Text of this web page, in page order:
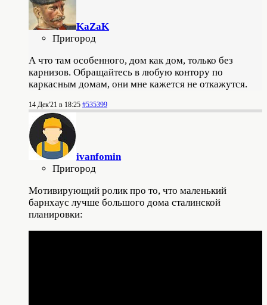
KaZaK
Пригород
А что там особенного, дом как дом, только без
карнизов. Обращайтесь в любую контору по
каркасным домам, они мне кажется не откажутся.
14 Дек'21 в 18:25 #535399
ivanfomin
Пригород
Мотивирующий ролик про то, что маленький
барнхаус лучше большого дома сталинской
планировки: